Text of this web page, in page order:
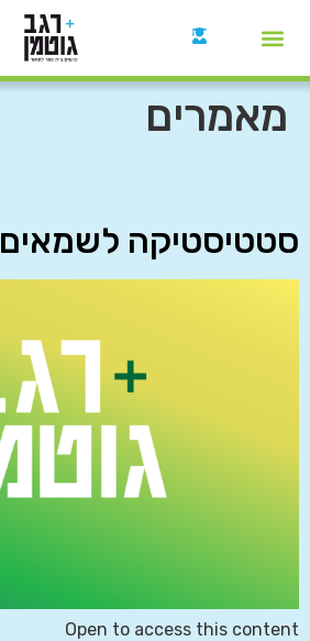
מאמרים
סטטיסטיקה לשמאים
Open to access this content